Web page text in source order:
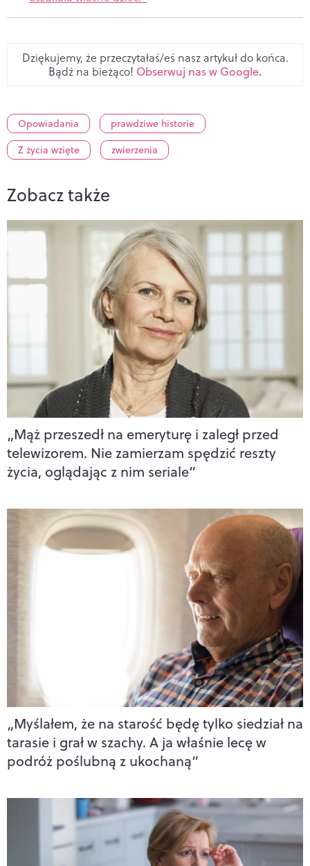
Dziękujemy, że przeczytałaś/eś nasz artykuł do końca.
Bądź na bieżąco! Obserwuj nas w Google.
Opowiadania
prawdziwe historie
Z życia wzięte
zwierzenia
Zobacz także
„Mąż przeszedł na emeryturę i zaległ przed
telewizorem. Nie zamierzam spędzić reszty
życia, oglądając z nim seriale”
„Myślałem, że na starość będę tylko siedział na
tarasie i grał w szachy. A ja właśnie lecę w
podróż poślubną z ukochaną”